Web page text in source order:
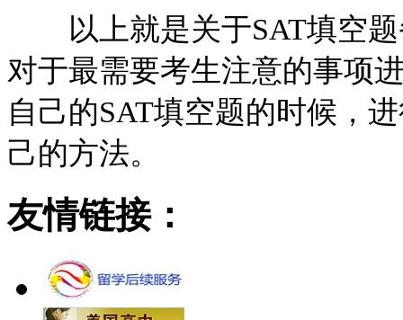
以上就是关于SAT填空题
对于最需要考生注意的事项
自己的SAT填空题的时候，
己的方法。
友情链接：